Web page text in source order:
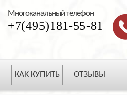
Многоканальный телефон
+7(495)181-55-81
КАК КУПИТЬ ОТЗЫВЫ